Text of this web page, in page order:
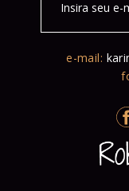
e-mail: